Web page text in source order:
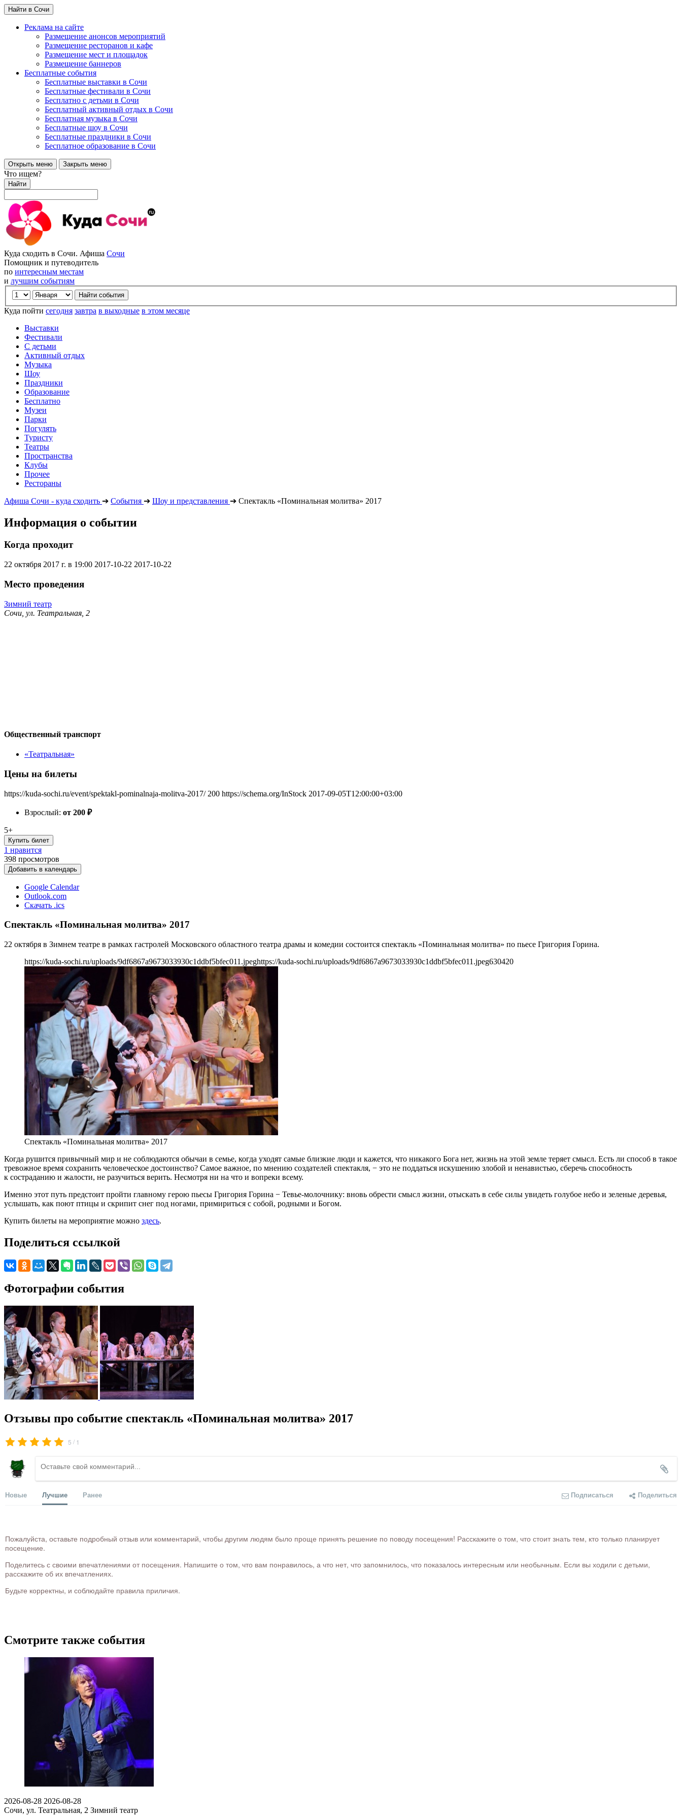
Найти в Сочи
Реклама на сайте
Размещение анонсов мероприятий
Размещение ресторанов и кафе
Размещение мест и площадок
Размещение баннеров
Бесплатные события
Бесплатные выставки в Сочи
Бесплатные фестивали в Сочи
Бесплатно с детьми в Сочи
Бесплатный активный отдых в Сочи
Бесплатная музыка в Сочи
Бесплатные шоу в Сочи
Бесплатные праздники в Сочи
Бесплатное образование в Сочи
Открыть меню Закрыть меню
Что ищем?
Найти
Куда сходить в Сочи. Афиша Сочи
Помощник и путеводитель
по интересным местам
и лучшим событиям
Куда пойти сегодня завтра в выходные в этом месяце
Выставки
Фестивали
С детьми
Активный отдых
Музыка
Шоу
Праздники
Образование
Бесплатно
Музеи
Парки
Погулять
Туристу
Театры
Пространства
Клубы
Прочее
Рестораны
Афиша Сочи - куда сходить ➔ События ➔ Шоу и представления ➔ Спектакль «Поминальная молитва» 2017
Информация о событии
Когда проходит
22 октября 2017 г. в 19:00 2017-10-22 2017-10-22
Место проведения
Зимний театр
Сочи, ул. Театральная, 2
Общественный транспорт
«Театральная»
Цены на билеты
https://kuda-sochi.ru/event/spektakl-pominalnaja-molitva-2017/ 200 https://schema.org/InStock 2017-09-05T12:00:00+03:00
Взрослый: от 200 ₽
5+
Купить билет
1 нравится
398 просмотров
Добавить в календарь
Google Calendar
Outlook.com
Скачать .ics
Спектакль «Поминальная молитва» 2017
22 октября в Зимнем театре в рамках гастролей Московского областного театра драмы и комедии состоится спектакль «Поминальная молитва» по пьесе Григория Горина.
https://kuda-sochi.ru/uploads/9df6867a9673033930c1ddbf5bfec011.jpeghttps://kuda-sochi.ru/uploads/9df6867a9673033930c1ddbf5bfec011.jpeg630420
Спектакль «Поминальная молитва» 2017
Когда рушится привычный мир и не соблюдаются обычаи в семье, когда уходят самые близкие люди и кажется, что никакого Бога нет, жизнь на этой земле теряет смысл. Есть ли способ в такое
тревожное время сохранить человеческое достоинство? Самое важное, по мнению создателей спектакля, − это не поддаться искушению злобой и ненавистью, сберечь способность
к состраданию и жалости, не разучиться верить. Несмотря ни на что и вопреки всему.
Именно этот путь предстоит пройти главному герою пьесы Григория Горина − Тевье-молочнику: вновь обрести смысл жизни, отыскать в себе силы увидеть голубое небо и зеленые деревья,
услышать, как поют птицы и скрипит снег под ногами, примириться с собой, родными и Богом.
Купить билеты на мероприятие можно здесь.
Поделиться ссылкой
Фотографии события
Отзывы про событие спектакль «Поминальная молитва» 2017
5 / 1
Новые Лучшие Ранее Подписаться Поделиться
Пожалуйста, оставьте подробный отзыв или комментарий, чтобы другим людям было проще принять решение по поводу посещения! Расскажите о том, что стоит знать тем, кто только планирует
посещение.
Поделитесь с своими впечатлениями от посещения. Напишите о том, что вам понравилось, а что нет, что запомнилось, что показалось интересным или необычным. Если вы ходили с детьми,
расскажите об их впечатлениях.
Будьте корректны, и соблюдайте правила приличия.
Смотрите также события
2026-08-28 2026-08-28
Сочи, ул. Театральная, 2 Зимний театр